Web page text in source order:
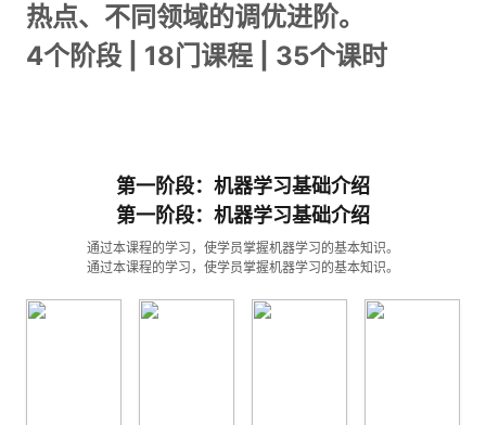
热点、不同领域的调优进阶。
4个阶段 | 18门课程 | 35个课时
第一阶段：机器学习基础介绍
第一阶段：机器学习基础介绍
通过本课程的学习，使学员掌握机器学习的基本知识。
通过本课程的学习，使学员掌握机器学习的基本知识。